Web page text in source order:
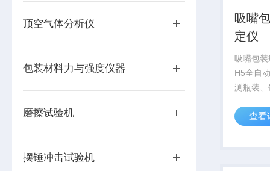
顶空气体分析仪
包装材料力与强度仪器
磨擦试验机
摆锤冲击试验机
吸嘴
定仪
吸嘴包
H5全自
测瓶装
启及旋
试，是
查看